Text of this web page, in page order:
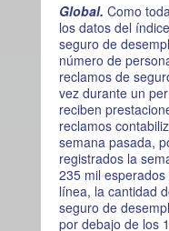
Global. Como
los datos del
seguro de
número de
reclamos de
vez durante un
reciben
reclamos
semana pasada,
registrados la
235 mil
línea, la cantidad
seguro de
por debajo de los